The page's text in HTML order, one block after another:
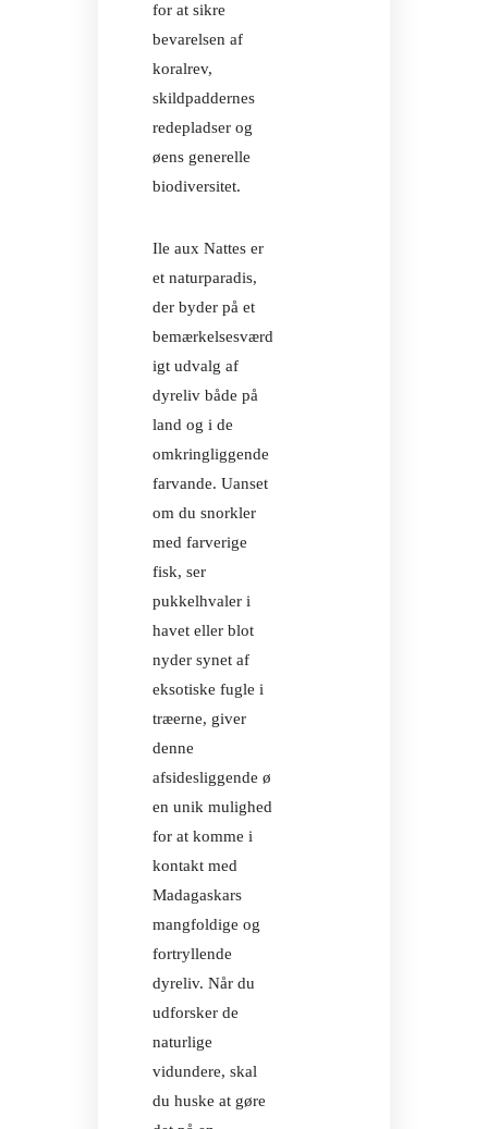
for at sikre
bevarelsen af
koralrev,
skildpaddernes
redepladser og
øens generelle
biodiversitet.
Ile aux Nattes er
et naturparadis,
der byder på et
bemærkelsesværd
igt udvalg af
dyreliv både på
land og i de
omkringliggende
farvande. Uanset
om du snorkler
med farverige
fisk, ser
pukkelhvaler i
havet eller blot
nyder synet af
eksotiske fugle i
træerne, giver
denne
afsidesliggende ø
en unik mulighed
for at komme i
kontakt med
Madagaskars
mangfoldige og
fortryllende
dyreliv. Når du
udforsker de
naturlige
vidundere, skal
du huske at gøre